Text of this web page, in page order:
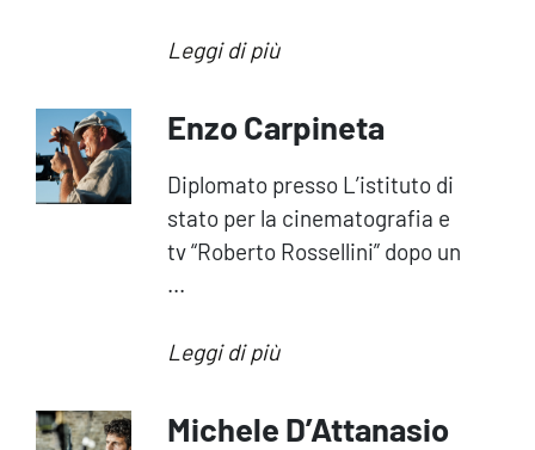
Leggi di più
Enzo Carpineta
Diplomato presso L’istituto di
stato per la cinematograﬁa e
tv “Roberto Rossellini” dopo un
...
Leggi di più
Michele D’Attanasio